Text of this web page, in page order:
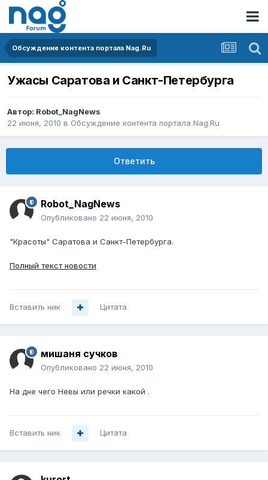
Обсуждение контента портала Nag.Ru
Ужасы Саратова и Санкт-Петербурга
Автор: Robot_NagNews
22 июня, 2010 в Обсуждение контента портала Nag.Ru
Ответить
Robot_NagNews
Опубликовано 22 июня, 2010
"Красоты" Саратова и Санкт-Петербурга.
Полный текст новости
Вставить ник Цитата
мишаня сучков
Опубликовано 22 июня, 2010
На дне чего Невы или речки какой .
Вставить ник Цитата